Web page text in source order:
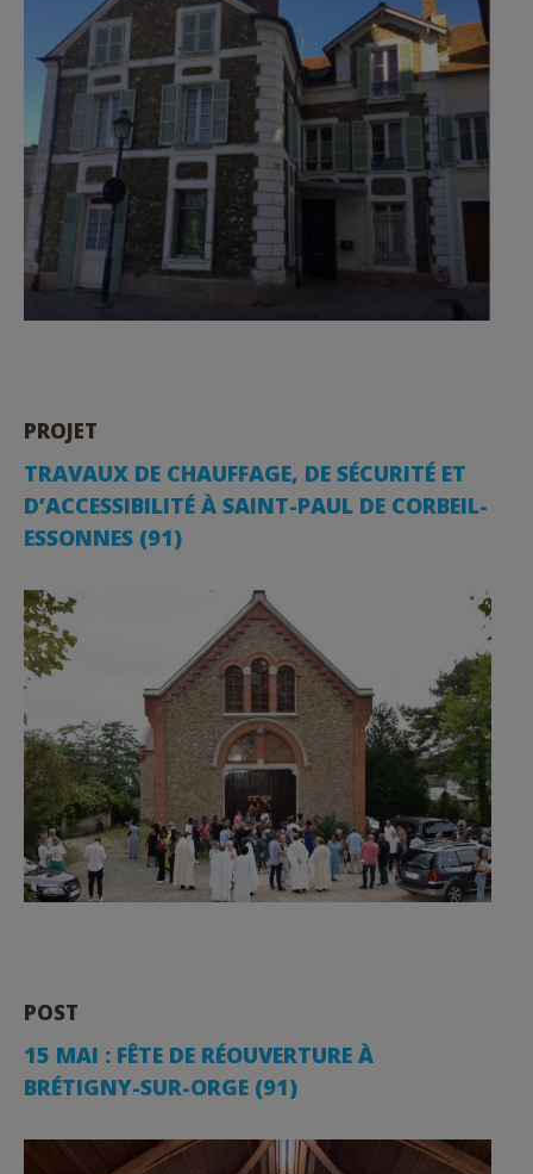
PROJET
TRAVAUX DE CHAUFFAGE, DE SÉCURITÉ ET
D’ACCESSIBILITÉ À SAINT-PAUL DE CORBEIL-
ESSONNES (91)
POST
15 MAI : FÊTE DE RÉOUVERTURE À
BRÉTIGNY-SUR-ORGE (91)